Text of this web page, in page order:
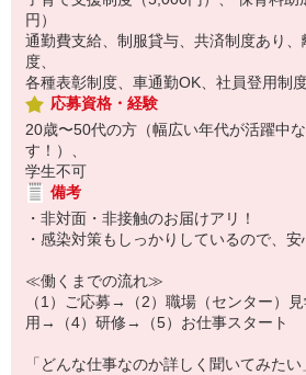
円）
通勤費支給、制服貸与、共済制度あり、
度、
各種表彰制度、車通勤OK、社員登用制
応募資格・経験
20歳〜50代の方（幅広い年代が活躍中
す！）、
学生不可
備考
・非対面・非接触のお届けアリ！
・感染対策もしっかりしているので、安
≪働くまでの流れ≫
（1）ご応募→（2）職場（センター）
用→（4）研修→（5）お仕事スタート
「どんな仕事なのか詳しく聞いてみた